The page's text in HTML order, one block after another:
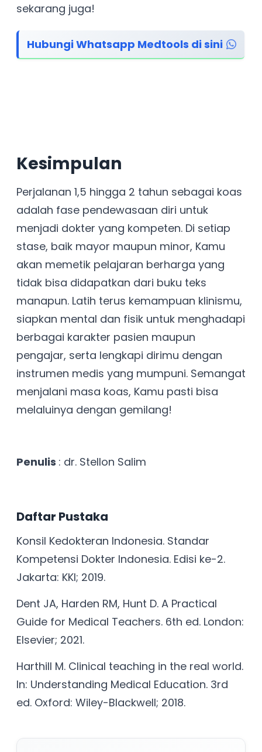
sekarang juga!
Hubungi Whatsapp Medtools di sini
Kesimpulan
Perjalanan 1,5 hingga 2 tahun sebagai koas
adalah fase pendewasaan diri untuk
menjadi dokter yang kompeten. Di setiap
stase, baik mayor maupun minor, Kamu
akan memetik pelajaran berharga yang
tidak bisa didapatkan dari buku teks
manapun. Latih terus kemampuan klinismu,
siapkan mental dan fisik untuk menghadapi
berbagai karakter pasien maupun
pengajar, serta lengkapi dirimu dengan
instrumen medis yang mumpuni. Semangat
menjalani masa koas, Kamu pasti bisa
melaluinya dengan gemilang!
Penulis : dr. Stellon Salim
Daftar Pustaka
Konsil Kedokteran Indonesia. Standar
Kompetensi Dokter Indonesia. Edisi ke-2.
Jakarta: KKI; 2019.
Dent JA, Harden RM, Hunt D. A Practical
Guide for Medical Teachers. 6th ed. London:
Elsevier; 2021.
Harthill M. Clinical teaching in the real world.
In: Understanding Medical Education. 3rd
ed. Oxford: Wiley-Blackwell; 2018.